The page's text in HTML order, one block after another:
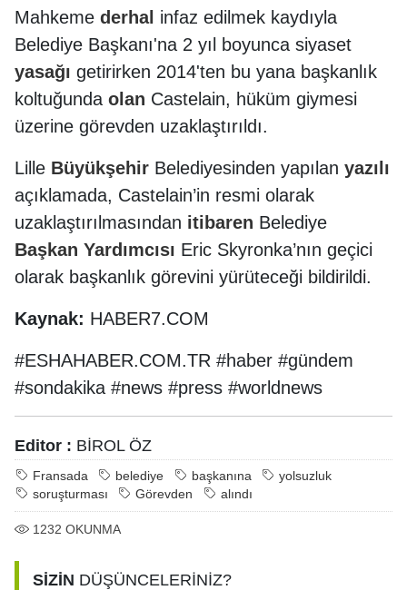
Mahkeme derhal infaz edilmek kaydıyla
Belediye Başkanı'na 2 yıl boyunca siyaset
yasağı getirirken 2014'ten bu yana başkanlık
koltuğunda olan Castelain, hüküm giymesi
üzerine görevden uzaklaştırıldı.
Lille Büyükşehir Belediyesinden yapılan yazılı
açıklamada, Castelain’in resmi olarak
uzaklaştırılmasından itibaren Belediye
Başkan Yardımcısı Eric Skyronka’nın geçici
olarak başkanlık görevini yürüteceği bildirildi.
Kaynak: HABER7.COM
#ESHAHABER.COM.TR #haber #gündem
#sondakika #news #press #worldnews
Editor : BİROL ÖZ
Fransada belediye başkanına
yolsuzluk
soruşturması
Görevden alındı
1232 OKUNMA
SİZİN DÜŞÜNCELERİNİZ?